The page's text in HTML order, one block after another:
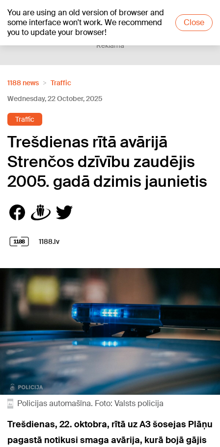
You are using an old version of browser and
some interface won't work. We recommend
you to update your browser!
Close
+13°C
Reklāma
1188 news
Traffic
Wednesday, 22 October, 2025
Traffic
Trešdienas rītā avārijā
Strenčos dzīvību zaudējis
2005. gadā dzimis jaunietis
1188.lv
Policijas automašīna. Foto: Valsts policija
Trešdienas, 22. oktobra, rītā uz A3 šosejas Plāņu
pagastā notikusi smaga avārija, kurā bojā gājis